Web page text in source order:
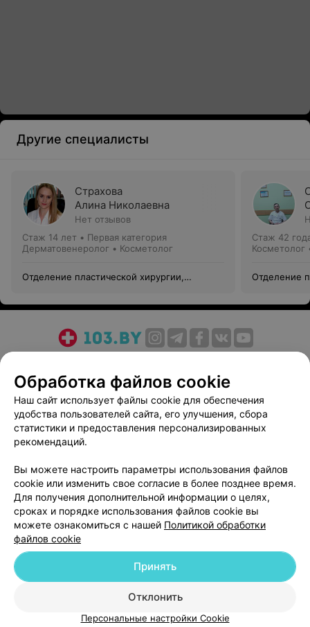
Другие специалисты
Страхова
Алина Николаевна
Нет отзывов
Стаж 14 лет • Первая категория
Дерматовенеролог • Косметолог
Отделение пластической хирургии,
поликлиника».
Стаж 42
Косметолог
Отделение
ГУП
Медицинский маркетинг
Публичный договор
Пользовательское соглашение
Способы оплаты
Вакансии
Партнеры
Написать руководителю 103.by
Персональные настройки cookie
Обработка персональных данных
Обработка файлов cookie
Наш сайт использует файлы cookie для обеспечения
удобства пользователей сайта, его улучшения, сбора
статистики и предоставления персонализированных
рекомендаций.
Вы можете настроить параметры использования файлов
cookie или изменить свое согласие в более позднее время.
Для получения дополнительной информации о целях,
сроках и порядке использования файлов cookie вы
можете ознакомиться с нашей Политикой обработки
файлов cookie
Отклонить
Принять
Персональные настройки Cookie